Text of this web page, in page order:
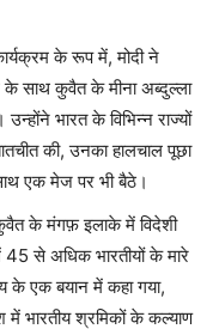
के रूप में, मोदी ने
के साथ कुवैत के मीना अब्दुल्ला
भारत के विभिन्न राज्यों
की, उनका हालचाल पूछा
एक मेज पर भी बैठे।
कुवैत के मंगफ़ इलाके में विदेशी
से अधिक भारतीयों के मारे
के एक बयान में कहा गया,
में भारतीय श्रमिकों के कल्याण